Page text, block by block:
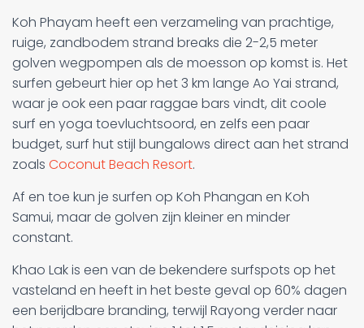
Koh Phayam heeft een verzameling van prachtige,
ruige, zandbodem strand breaks die 2-2,5 meter
golven wegpompen als de moesson op komst is. Het
surfen gebeurt hier op het 3 km lange Ao Yai strand,
waar je ook een paar raggae bars vindt, dit coole
surf en yoga toevluchtsoord, en zelfs een paar
budget, surf hut stijl bungalows direct aan het strand
zoals Coconut Beach Resort.
Af en toe kun je surfen op Koh Phangan en Koh
Samui, maar de golven zijn kleiner en minder
constant.
Khao Lak is een van de bekendere surfspots op het
vasteland en heeft in het beste geval op 60% dagen
een berijdbare branding, terwijl Rayong verder naar